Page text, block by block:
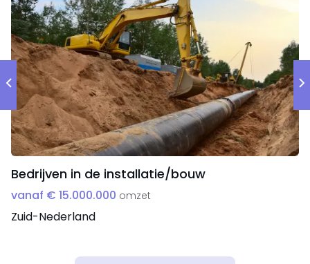
Jaaromzet: €2-10 miljoen
Aantal medewerkers: 10-100
Noord-Holland, binnen een straal van 50 kilometer
rondom Purmerend
Bedrijven in de installatie/bouw
vanaf € 15.000.000 omzet
Zuid-Nederland